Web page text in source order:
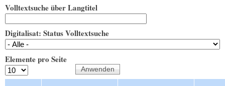
Volltextsuche über Langtitel
Digitalisat: Status Volltextsuche
Elemente pro Seite